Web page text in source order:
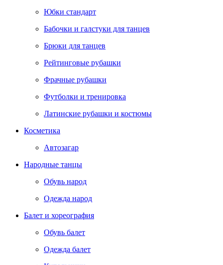
Юбки стандарт
Бабочки и галстуки для танцев
Брюки для танцев
Рейтинговые рубашки
Фрачные рубашки
Футболки и тренировка
Латинские рубашки и костюмы
Косметика
Автозагар
Народные танцы
Обувь народ
Одежда народ
Балет и хореография
Обувь балет
Одежда балет